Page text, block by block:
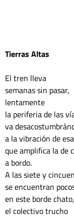
Tierras Altas
El tren lleva
semanas sin pasar,
lentamente
la periferia de las
va
a la vibración de
que amplifica la de
a bordo.
A las siete y
se encuentran
en este borde
el colectivo trucho